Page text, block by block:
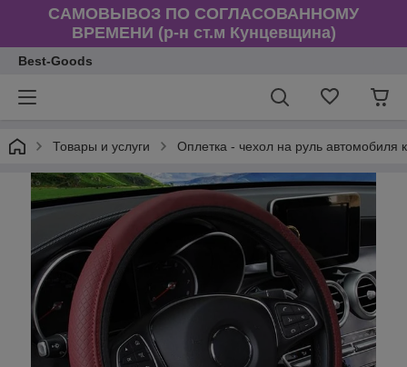
САМОВЫВОЗ ПО СОГЛАСОВАННОМУ
ВРЕМЕНИ (р-н ст.м Кунцевщина)
Best-Goods
Товары и услуги Оплетка - чехол на руль